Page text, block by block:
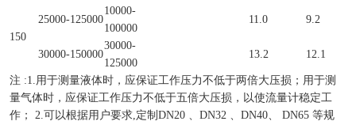
150
25000-125000
10000-
100000
11.0 9.2
30000-150000
30000-
125000
13.2 12.1
注 :1.用于测量液体时，应保证工作压力不低于两倍大压损；用于测
量气体时，应保证工作压力不低于五倍大压损，以使流量计稳定工
作； 2.可以根据用户要求,定制DN20 、DN32 、DN40、 DN65 等规